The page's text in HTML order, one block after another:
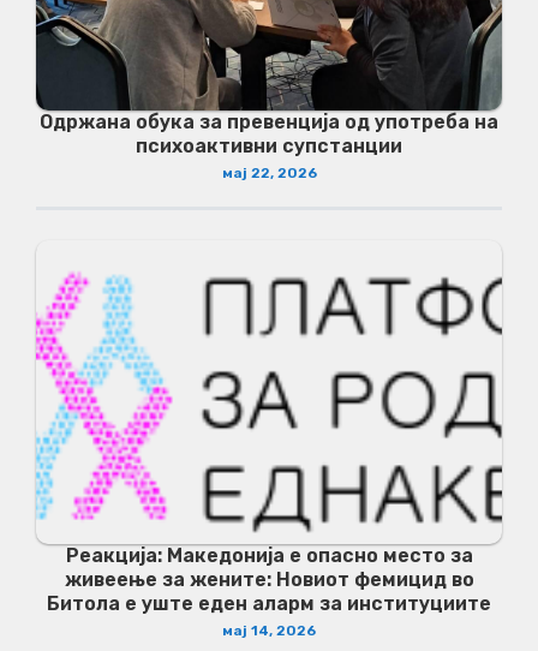
Одржана обука за превенција од употреба на
психоактивни супстанции
мај 22, 2026
Реакција: Македонија е опасно место за
живеење за жените: Новиот фемицид во
Битола е уште еден аларм за институциите
мај 14, 2026